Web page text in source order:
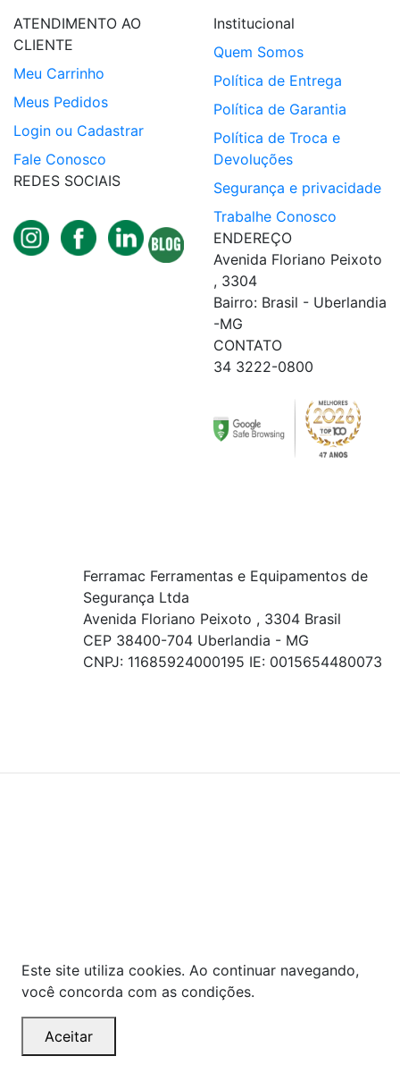
ATENDIMENTO AO
CLIENTE
Meu Carrinho
Meus Pedidos
Login ou Cadastrar
Fale Conosco
REDES SOCIAIS
Institucional
Quem Somos
Política de Entrega
Política de Garantia
Política de Troca e
Devoluções
Segurança e privacidade
Trabalhe Conosco
ENDEREÇO
Avenida Floriano Peixoto
, 3304
Bairro: Brasil - Uberlandia
-MG
CONTATO
34 3222-0800
Ferramac Ferramentas e Equipamentos de
Segurança Ltda
Avenida Floriano Peixoto , 3304 Brasil
CEP 38400-704 Uberlandia - MG
CNPJ: 11685924000195 IE: 0015654480073
Este site utiliza cookies. Ao continuar navegando,
você concorda com as condições.
Aceitar